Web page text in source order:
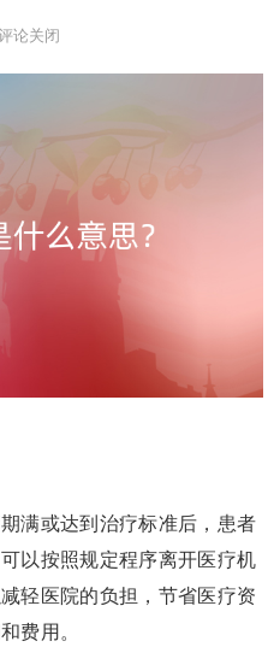
论关闭
满或达到治疗标准后，患者
以按照规定程序离开医疗机
轻医院的负担，节省医疗资
费用。